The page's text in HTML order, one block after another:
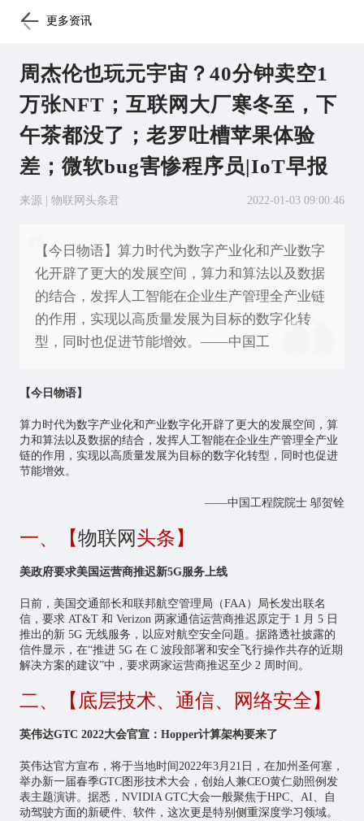
更多资讯
周杰伦也玩元宇宙？40分钟卖空1
万张NFT；互联网大厂寒冬至，下
午茶都没了；老罗吐槽苹果体验
差；微软bug害惨程序员|IoT早报
来源 | 物联网头条君 2022-01-03 09:00:46
【今日物语】算力时代为数字产业化和产业数字
化开辟了更大的发展空间，算力和算法以及数据
的结合，发挥人工智能在企业生产管理全产业链
的作用，实现以高质量发展为目标的数字化转
型，同时也促进节能增效。——中国工
【今日物语】
算力时代为数字产业化和产业数字化开辟了更大的发展空间，算
力和算法以及数据的结合，发挥人工智能在企业生产管理全产业
链的作用，实现以高质量发展为目标的数字化转型，同时也促进
节能增效。
——中国工程院院士 邬贺铨
一、【物联网头条】
美政府要求美国运营商推迟新5G服务上线
日前，美国交通部长和联邦航空管理局（FAA）局长发出联名
信，要求 AT&T 和 Verizon 两家通信运营商推迟原定于 1 月 5 日
推出的新 5G 无线服务，以应对航空安全问题。据路透社披露的
信件显示，在“推进 5G 在 C 波段部署和安全飞行操作共存的近期
解决方案的建议”中，要求两家运营商推迟至少 2 周时间。
二、【底层技术、通信、网络安全】
英伟达GTC 2022大会官宣：Hopper计算架构要来了
英伟达官方宣布，将于当地时间2022年3月21日，在加州圣何塞，
举办新一届春季GTC图形技术大会，创始人兼CEO黄仁勋照例发
表主题演讲。据悉，NVIDIA GTC大会一般聚焦于HPC、AI、自
动驾驶方面的新硬件、软件，这次更是特别侧重深度学习领域。